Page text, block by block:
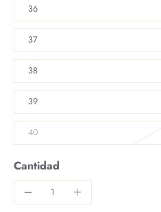
36
37
38
39
40
Cantidad